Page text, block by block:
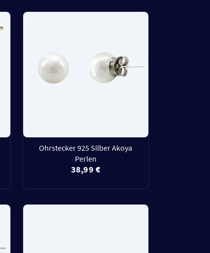
Ohrstecker 925 Silber Akoya
Perlen
38,99 €